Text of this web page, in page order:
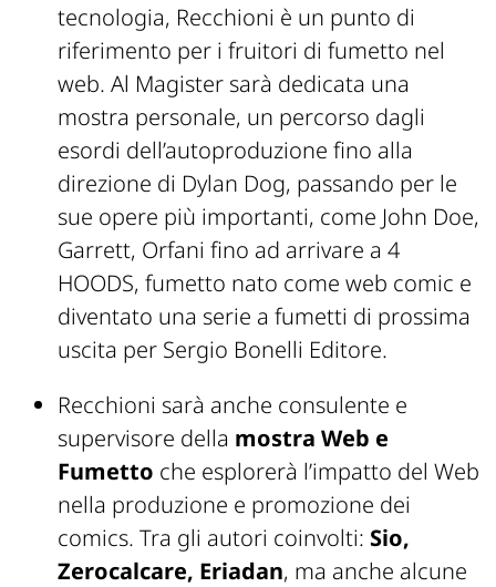
tecnologia, Recchioni è un punto di
riferimento per i fruitori di fumetto nel
web. Al Magister sarà dedicata una
mostra personale, un percorso dagli
esordi dell’autoproduzione fino alla
direzione di Dylan Dog, passando per le
sue opere più importanti, come John Doe,
Garrett, Orfani fino ad arrivare a 4
HOODS, fumetto nato come web comic e
diventato una serie a fumetti di prossima
uscita per Sergio Bonelli Editore.
Recchioni sarà anche consulente e
supervisore della mostra Web e
Fumetto che esplorerà l’impatto del Web
nella produzione e promozione dei
comics. Tra gli autori coinvolti: Sio,
Zerocalcare, Eriadan, ma anche alcune